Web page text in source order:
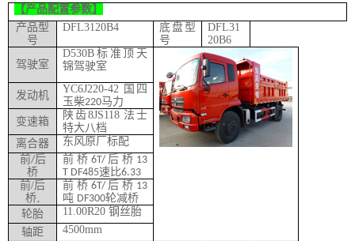
【产品配置参数】
产品型
号
DFL3120B4
底盘型
号
DFL31
20B6
驾驶室
D530B 标准顶天
锦驾驶室
发动机
YC6J220-42 国四
玉柴220马力
变速箱
陕齿8JS118 法士
特大八档
离合器
东风原厂标配
前/后
桥
前桥 6T/后桥 13
T DF485速比6.33
前/后
桥‚
前桥 6T/后桥 13
吨 DF300轮减桥
轮胎
11.00R20钢丝胎
轴距
4500mm